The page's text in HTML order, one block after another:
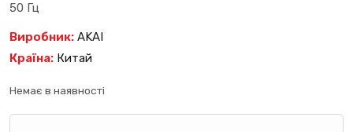
50 Гц
Виробник: AKAI
Країна: Китай
Немає в наявності